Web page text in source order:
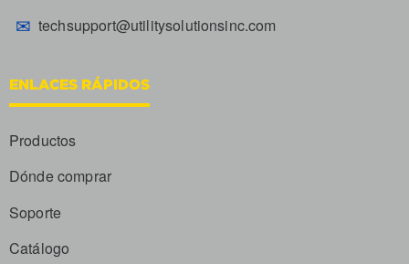
✉ techsupport@utilitysolutionsinc.com
ENLACES RÁPIDOS
Productos
Dónde comprar
Soporte
Catálogo